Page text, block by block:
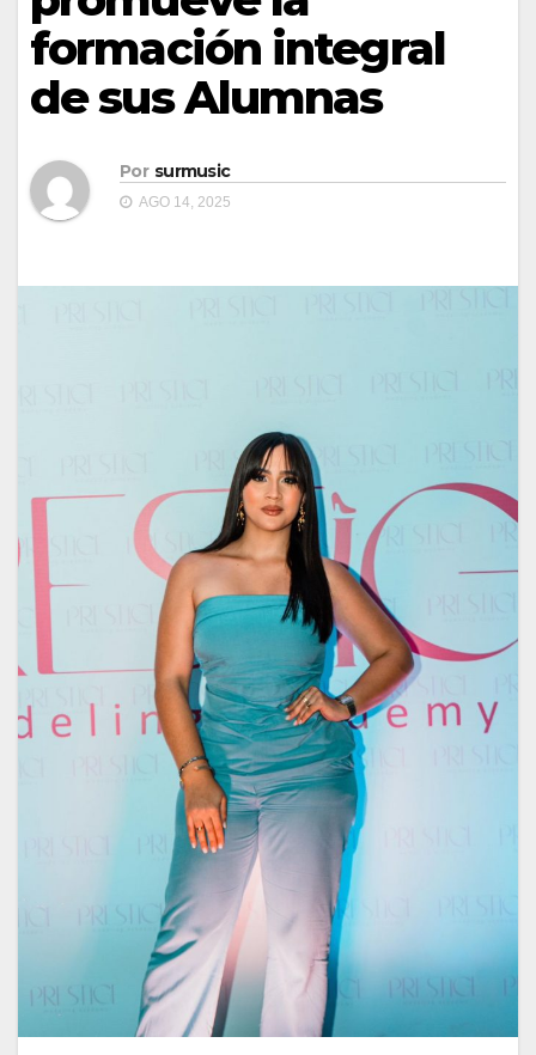
formación integral
de sus Alumnas
Por surmusic
AGO 14, 2025